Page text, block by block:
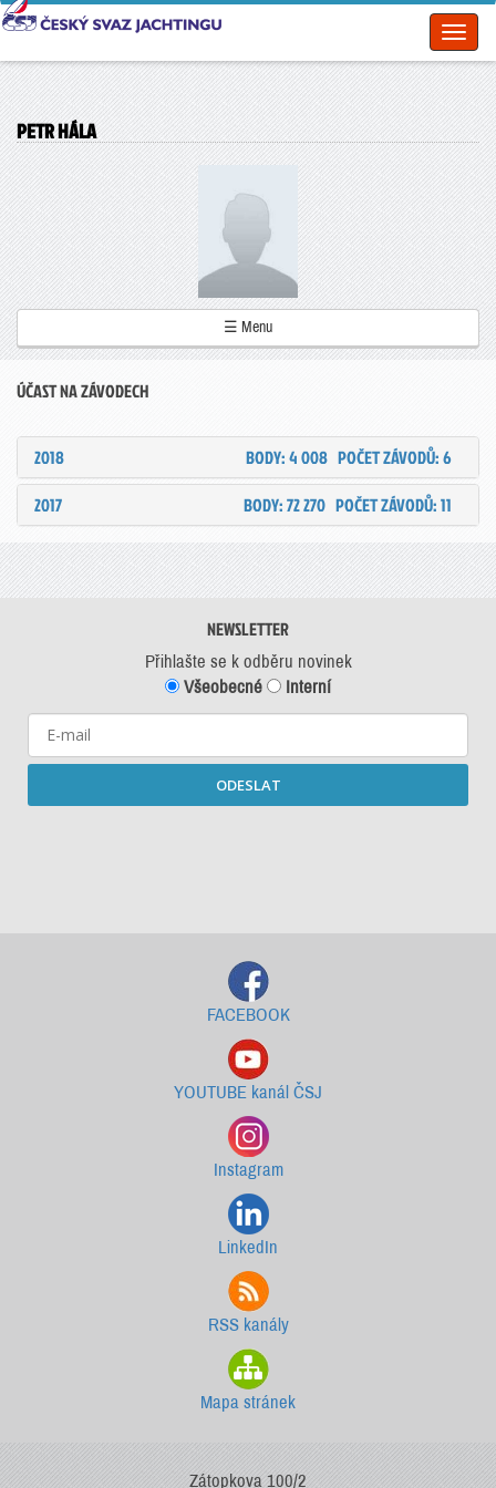
PETR HÁLA
☰ Menu
ÚČAST NA ZÁVODECH
2018 POČET ZÁVODŮ: 6
BODY: 4 008
2017
POČET ZÁVODŮ: 11
BODY: 72 270
NEWSLETTER
Přihlašte se k odběru novinek
Všeobecné
Interní
ODESLAT
FACEBOOK
YOUTUBE kanál ČSJ
Instagram
LinkedIn
RSS kanály
Mapa stránek
Zátopkova 100/2